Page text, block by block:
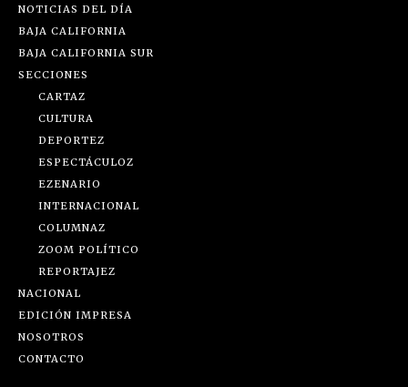
NOTICIAS DEL DÍA
BAJA CALIFORNIA
BAJA CALIFORNIA SUR
SECCIONES
CARTAZ
CULTURA
DEPORTEZ
ESPECTÁCULOZ
EZENARIO
INTERNACIONAL
COLUMNAZ
ZOOM POLÍTICO
REPORTAJEZ
NACIONAL
EDICIÓN IMPRESA
NOSOTROS
CONTACTO